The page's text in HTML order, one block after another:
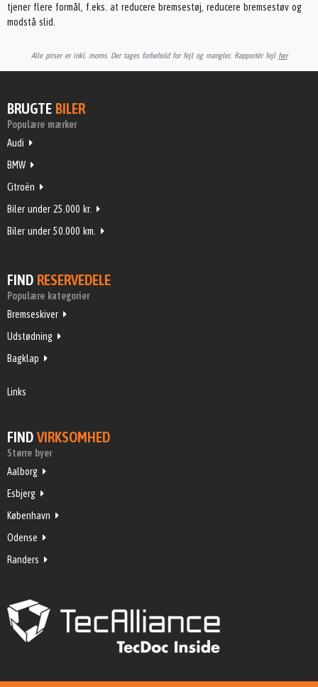
tjener flere formål, f.eks. at reducere bremsestøj, reducere bremsestøv og
modstå slid.
Alle priser er inkl. moms. Der tages forbehold for fejl og mangler. Rapportér fejl her
BRUGTE BILER
Populære mærker
Audi
BMW
Citroën
Biler under 25.000 kr.
Biler under 50.000 km.
FIND RESERVEDELE
Populære kategorier
Bremseskiver
Udstødning
Bagklap
Links
FIND VIRKSOMHED
Større byer
Aalborg
Esbjerg
København
Odense
Randers